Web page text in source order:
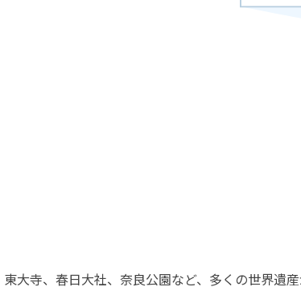
大寺、春日大社、奈良公園など、多くの世界遺